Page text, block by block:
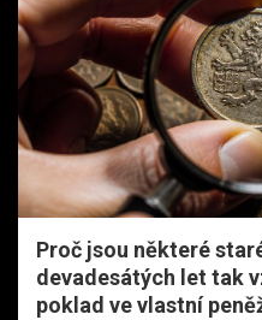
Proč jsou některé
devadesátých let tak
poklad ve vlastní